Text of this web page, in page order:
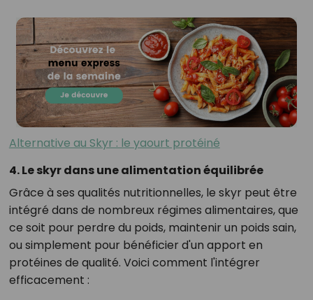
Alternative au Skyr : le yaourt protéiné
4. Le skyr dans une alimentation équilibrée
Grâce à ses qualités nutritionnelles, le skyr peut être
intégré dans de nombreux régimes alimentaires, que
ce soit pour perdre du poids, maintenir un poids sain,
ou simplement pour bénéficier d'un apport en
protéines de qualité. Voici comment l'intégrer
efficacement :